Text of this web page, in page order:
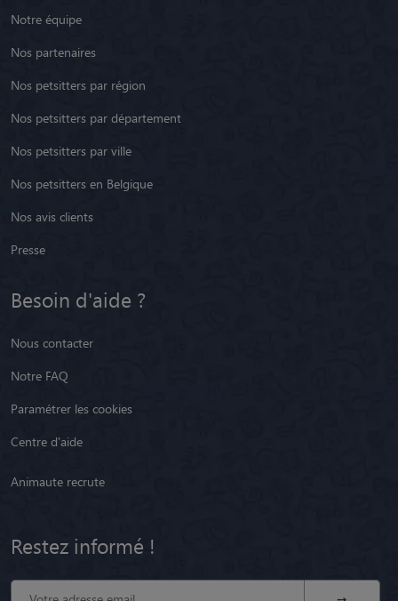
Notre équipe
Nos partenaires
Nos petsitters par région
Nos petsitters par département
Nos petsitters par ville
Nos petsitters en Belgique
Nos avis clients
Presse
Besoin d'aide ?
Nous contacter
Notre FAQ
Paramétrer les cookies
Centre d'aide
Animaute recrute
Restez informé !